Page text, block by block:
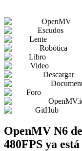
OpenMV
Escudos
Lente
Robótica
Libro
Video
Descargar
Foro
GitHub
OpenMV N6
480FPS ya